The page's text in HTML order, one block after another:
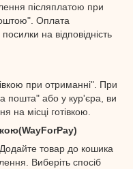
післяплатою при
Оплата
на відповідність
при отриманні". При
пошта" або у кур'єра, ви
на місці готівкою.
товар до кошика
Виберіть спосіб